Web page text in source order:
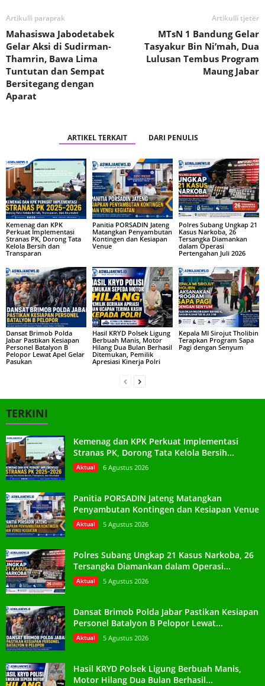
Artikulli paraprak
Mahasiswa Jabodetabek
Gelar Aksi di Sudirman-
Thamrin, Bawa Lima
Tuntutan dan Sempat
Bersitegang dengan
Aparat
Artikulli tjetër
MTsN 1 Bandung Gelar
Tasyakur Bin Ni’mah, Dua
Lulusan Tembus Program
Maung Jabar
ARTIKEL TERKAIT DARI PENULIS
Kemenag dan KPK
Perkuat Implementasi
Stranas PK, Dorong Tata
Kelola Bersih dan
Transparan
Panitia PORSADIN Jateng
Matangkan Penyambutan
Kontingen dan Kesiapan
Venue
Polres Subang Ungkap 21
Kasus Narkoba, 26
Tersangka Diamankan
dalam Operasi
Pertengahan Juli 2026
Dansat Brimob Polda
Jabar Pastikan Kesiapan
Personel Batalyon B
Pelopor Lewat Apel Gelar
Pasukan
Hasil KRYD Polsek Ligung
Berbuah Manis, Motor
Hilang Dua Bulan Berhasil
Ditemukan, Pemilik
Apresiasi Kinerja Polri
Kepala MI Sirojut Tholibin
Terapkan Program Sapa
Pagi dengan Senyum
TERKINI
Kemenag dan KPK Perkuat Implementasi
Stranas PK, Dorong Tata Kelola Bersih...
Aktual 6 Agustus 2026
Panitia PORSADIN Jateng Matangkan
Penyambutan Kontingen dan Kesiapan Venue
Aktual 5 Agustus 2026
Polres Subang Ungkap 21 Kasus Narkoba, 26
Tersangka Diamankan dalam Operasi...
Aktual 5 Agustus 2026
Dansat Brimob Polda Jabar Pastikan Kesiapan
Personel Batalyon B Pelopor Lewat...
Aktual 5 Agustus 2026
Hasil KRYD Polsek Ligung Berbuah Manis,
Motor Hilang Dua Bulan Berhasil...